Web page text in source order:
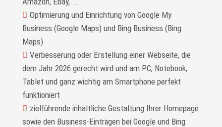
Optimierung und Einrichtung von Google My
Business (Google Maps) und Bing Business (Bing
Maps)
Verbesserung oder Erstellung einer Webseite, die
dem Jahr 2026 gerecht wird und am PC, Notebook,
Tablet und ganz wichtig am Smartphone perfekt
funktioniert
zielführende inhaltliche Gestaltung Ihrer Homepage
sowie den Business-Einträgen bei Google und Bing